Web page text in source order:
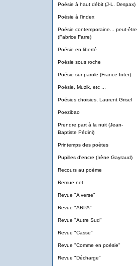
Poésie à haut débit (J-L. Despax)
Poésie à l'index
Poésie contemporaine... peut-être
(Fabrice Farre)
Poésie en liberté
Poésie sous roche
Poésie sur parole (France Inter)
Poésie, Muzik, etc ...
Poésies choisies, Laurent Grisel
Poezibao
Prendre part à la nuit (Jean-
Baptiste Pédini)
Printemps des poètes
Pupilles d'encre (Irène Gayraud)
Recours au poème
Remue.net
Revue "A verse"
Revue "ARPA"
Revue "Autre Sud"
Revue "Casse"
Revue "Comme en poésie"
Revue "Décharge"